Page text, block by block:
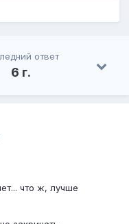
ответ
6 г.
что ж, лучше